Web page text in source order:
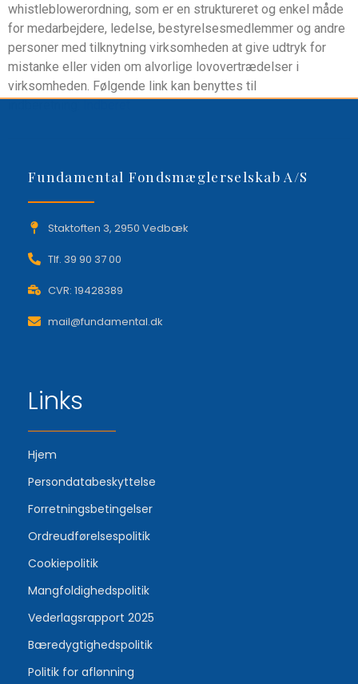
whistleblowerordning, som er en struktureret og enkel måde
for medarbejdere, ledelse, bestyrelsesmedlemmer og andre
personer med tilknytning virksomheden at give udtryk for
mistanke eller viden om alvorlige lovovertrædelser i
virksomheden. Følgende link kan benyttes til
Fundamental Fondsmæglerselskab A/S
Staktoften 3, 2950 Vedbæk
Tlf. 39 90 37 00
CVR: 19428389
mail@fundamental.dk
Links
Hjem
Persondatabeskyttelse
Forretningsbetingelser
Ordreudførelsespolitik
Cookiepolitik
Mangfoldighedspolitik
Vederlagsrapport 2025
Bæredygtighedspolitik
Politik for aflønning